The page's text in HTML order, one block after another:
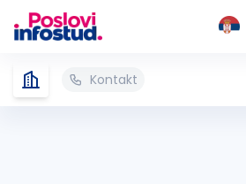
Kontakt